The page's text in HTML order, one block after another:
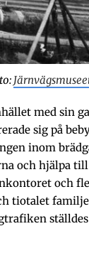
med sin
sig på
inom
och hjälpa till
och
tiotalet